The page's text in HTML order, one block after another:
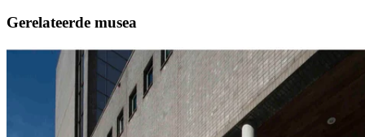
Gerelateerde musea